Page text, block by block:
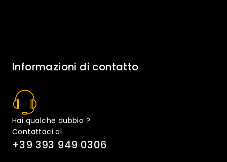
Informazioni di contatto
Hai qualche dubbio ?
Contattaci al
+39 393 949 0306